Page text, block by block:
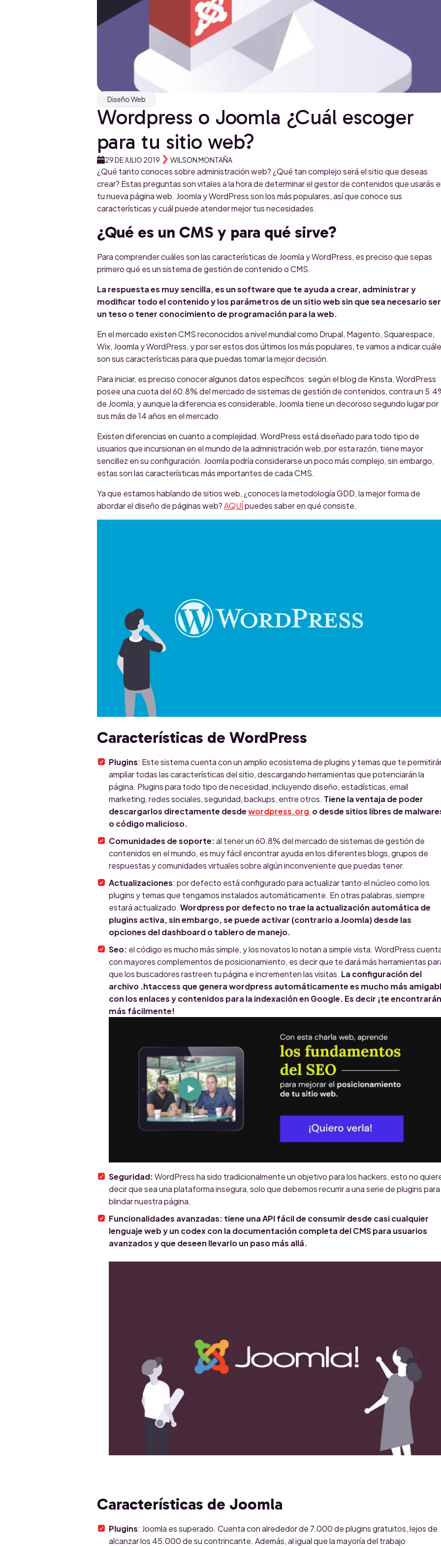
Diseño Web
Wordpress o Joomla ¿Cuál escoger
para tu sitio web?
29 DE JULIO 2019 WILSON MONTAÑA
¿Qué tanto conoces sobre administración web? ¿Qué tan complejo será el sitio que deseas
crear? Estas preguntas son vitales a la hora de determinar el gestor de contenidos que usarás
tu nueva página web. Joomla y WordPress son los más populares, así que conoce sus
características y cuál puede atender mejor tus necesidades.
¿Qué es un CMS y para qué sirve?
Para comprender cuáles son las características de Joomla y WordPress, es preciso que sepas
primero qué es un sistema de gestión de contenido o CMS.
La respuesta es muy sencilla, es un software que te ayuda a crear, administrar y
modificar todo el contenido y los parámetros de un sitio web sin que sea necesario ser
un teso o tener conocimiento de programación para la web.
En el mercado existen CMS reconocidos a nivel mundial como Drupal, Magento, Squarespace,
Wix, Joomla y WordPress, y por ser estos dos últimos los más populares, te vamos a indicar
son sus características para que puedas tomar la mejor decisión.
Para iniciar, es preciso conocer algunos datos específicos: según el blog de Kinsta, WordPress
posee una cuota del 60.8% del mercado de sistemas de gestión de contenidos, contra un
de Joomla, y aunque la diferencia es considerable, Joomla tiene un decoroso segundo lugar por
sus más de 14 años en el mercado.
Existen diferencias en cuanto a complejidad. WordPress está diseñado para todo tipo de
usuarios que incursionan en el mundo de la administración web, por esta razón, tiene mayor
sencillez en su configuración. Joomla podría considerarse un poco más complejo, sin embargo,
estas son las características más importantes de cada CMS.
Ya que estamos hablando de sitios web, ¿conoces la metodología GDD, la mejor forma de
abordar el diseño de páginas web?AQUÍpuedes saber en qué consiste.
Características de WordPress
Plugins: Este sistema cuenta con un amplio ecosistema de plugins y temas que te
ampliar todas las características del sitio, descargando herramientas que potenciarán la
página. Plugins para todo tipo de necesidad, incluyendo diseño, estadísticas, email
marketing, redes sociales, seguridad, backups, entre otros. Tiene la ventaja de poder
descargarlos directamente desdewordpress.org o desde sitios libres de
o código malicioso.
Comunidades de soporte:al tener un 60.8% del mercado de sistemas de gestión de
contenidos en el mundo, es muy fácil encontrar ayuda en los diferentes blogs, grupos de
respuestas y comunidades virtuales sobre algún inconveniente que puedas tener.
Actualizaciones: por defecto está configurado para actualizar tanto el núcleo como los
plugins y temas que tengamos instalados automáticamente. En otras palabras, siempre
estará actualizado. Wordpress por defecto no trae la actualización automática de
plugins activa, sin embargo, se puede activar (contrario a Joomla) desde las
opciones del dashboard o tablero de manejo.
Seo: el código es mucho más simple, y los novatos lo notan a simple vista. WordPress
con mayores complementos de posicionamiento, es decir que te dará más herramientas
que los buscadores rastreen tu página e incrementen las visitas. La configuración del
archivo .htaccess que genera wordpress automáticamente es mucho más
con los enlaces y contenidos para la indexación en Google. Es decir ¡te encontrarán
más fácilmente!
Seguridad:WordPress ha sido tradicionalmente un objetivo para los hackers, esto no
decir que sea una plataforma insegura, solo que debemos recurrir a una serie de plugins para
blindar nuestra página.
Funcionalidades avanzadas: tiene una API fácil de consumir desde casi cualquier
lenguaje web y un codex con la documentación completa del CMS para usuarios
avanzados y que deseen llevarlo un paso más allá.
Características de Joomla
Plugins: Joomla es superado. Cuenta con alrededor de 7.000 de plugins gratuitos, lejos de
alcanzar los 45.000 de su contrincante. Además, al igual que la mayoría del trabajo